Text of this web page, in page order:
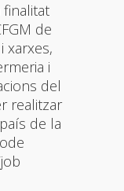
de
xarxes,
i
del
realitzar
de la